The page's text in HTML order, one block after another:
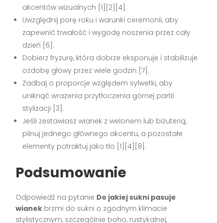
akcentów wizualnych [1][2][4].
Uwzględnij porę roku i warunki ceremonii, aby
zapewnić trwałość i wygodę noszenia przez cały
dzień [6].
Dobierz fryzurę, która dobrze eksponuje i stabilizuje
ozdobę głowy przez wiele godzin [7].
Zadbaj o proporcje względem sylwetki, aby
uniknąć wrażenia przytłoczenia górnej partii
stylizacji [3].
Jeśli zestawiasz wianek z welonem lub biżuterią,
pilnuj jednego głównego akcentu, a pozostałe
elementy potraktuj jako tło [1][4][8].
Podsumowanie
Odpowiedź na pytanie Do jakiej sukni pasuje
wianek brzmi do sukni o zgodnym klimacie
stylistycznym, szczególnie boho, rustykalnej,